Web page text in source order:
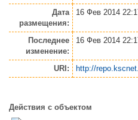
Дата
размещения:
16 Фев 2014
Последнее
изменение:
16 Фев 2014
URI: http://
Действия с объектом